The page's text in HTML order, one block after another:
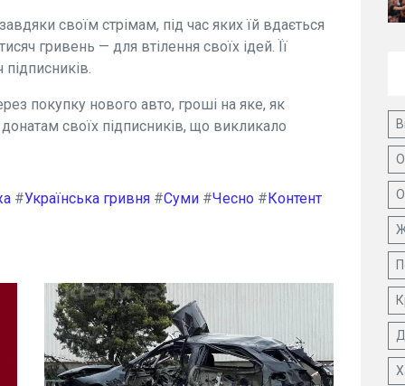
своїм стрімам, під час яких їй вдається
гривень — для втілення своїх ідей. Її
покупку нового авто, гроші на яке, як
своїх підписників, що викликало
#Українська гривня #Суми #Чесно #Контент